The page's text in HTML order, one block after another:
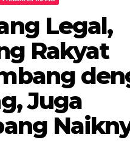
Legal,
Rakyat
Juga